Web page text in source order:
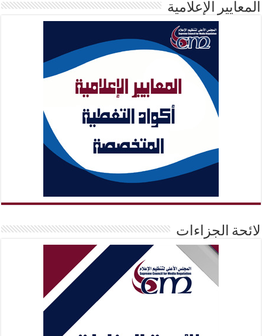
المعايير الإعلامية
لائحة الجزاءات